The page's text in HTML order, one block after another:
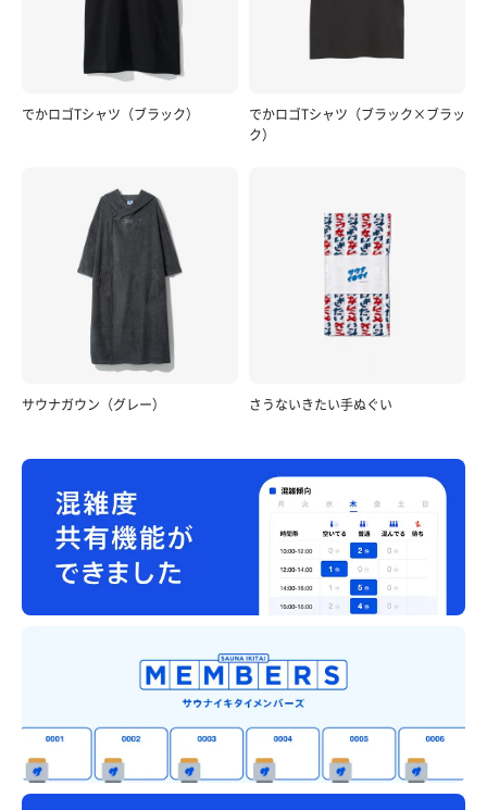
でかロゴTシャツ（ブラック）
でかロゴTシャツ（ブラック×ブラッ
ク）
サウナガウン（グレー） さうないきたい手ぬぐい